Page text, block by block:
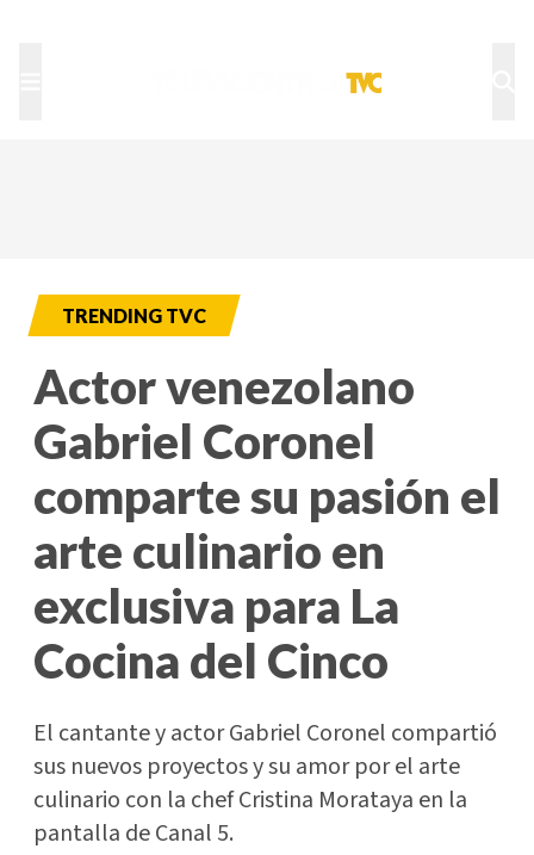
TRENDING TVC
Actor venezolano
Gabriel Coronel
comparte su pasión el
arte culinario en
exclusiva para La
Cocina del Cinco
El cantante y actor Gabriel Coronel compartió
sus nuevos proyectos y su amor por el arte
culinario con la chef Cristina Morataya en la
pantalla de Canal 5.